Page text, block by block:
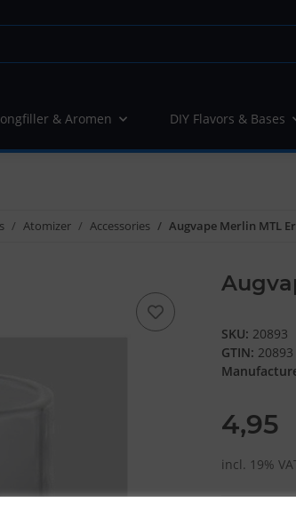
& Aromen DIY Flavors & Bases
Atomizer Accessories Augvape Merlin MTL
SKU: 20893
GTIN: 20893
4,95
incl. 19%